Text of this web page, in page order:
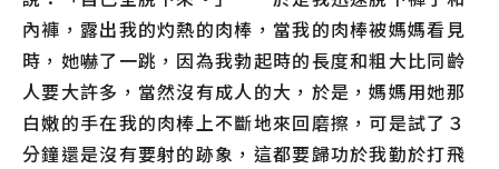
內褲，露出我的灼熱的肉棒，當我的肉棒被媽媽看見
時，她嚇了一跳，因為我勃起時的長度和粗大比同齡
人要大許多，當然沒有成人的大，於是，媽媽用她那
白嫩的手在我的肉棒上不斷地來回磨擦，可是試了３
分鐘還是沒有要射的跡象，這都要歸功於我勤於打飛